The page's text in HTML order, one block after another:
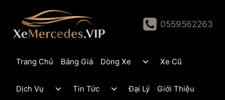
content
0559562263
Trang Chủ Bảng Giá Dòng Xe
ToggleXe Cũ
Dịch Vụ
ToggleTin Tức
ToggleĐại Lý Giới Thiệu